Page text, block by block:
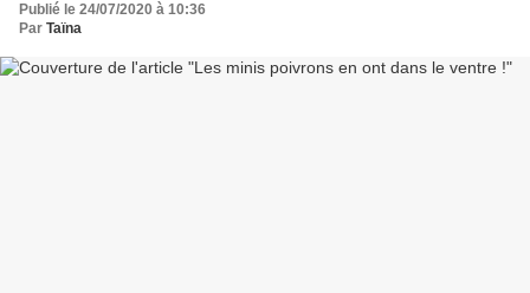
Publié le 24/07/2020 à 10:36
Par Taïna